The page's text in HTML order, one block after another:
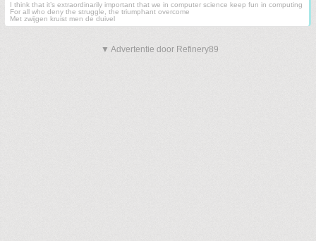
I think that it’s extraordinarily important that we in computer science keep fun in computing
For all who deny the struggle, the triumphant overcome
Met zwijgen kruist men de duivel
▼ Advertentie door Refinery89